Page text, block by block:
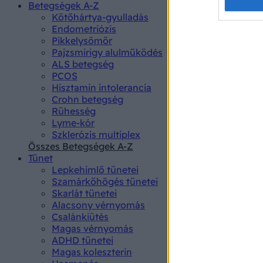
Betegségek A-Z
Kötőhártya-gyulladás
Endometriózis
Pikkelysömör
Pajzsmirigy alulműködés
ALS betegség
PCOS
Hisztamin intolerancia
Crohn betegség
Rühesség
Lyme-kór
Szklerózis multiplex
Összes Betegségek A-Z
Tünet
Lepkehimlő tünetei
Szamárköhögés tünetei
Skarlát tünetei
Alacsony vérnyomás
Csalánkiütés
Magas vérnyomás
ADHD tünetei
Magas koleszterin